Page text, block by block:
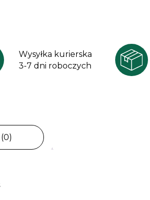
Wysyłka kurierska
3-7 dni roboczych